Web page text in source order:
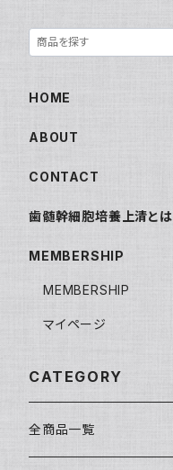
HOME
ABOUT
CONTACT
歯髄幹細胞培養上清とは
MEMBERSHIP
MEMBERSHIP
マイページ
CATEGORY
全商品一覧